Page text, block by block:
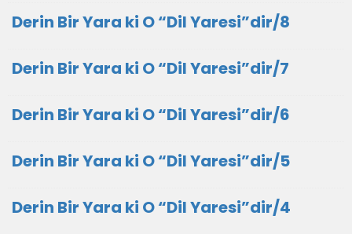
Derin Bir Yara ki O “Dil Yaresi”dir/8
Derin Bir Yara ki O “Dil Yaresi”dir/7
Derin Bir Yara ki O “Dil Yaresi”dir/6
Derin Bir Yara ki O “Dil Yaresi”dir/5
Derin Bir Yara ki O “Dil Yaresi”dir/4